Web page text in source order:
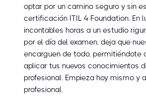
optar por un camino seguro y sin
certificación ITIL 4 Foundation. En
incontables horas a un estudio
por el día del examen, deja que
encarguen de todo, permitiéndote
aplicar tus nuevos conocimientos
profesional. Empieza hoy mismo y
profesional.